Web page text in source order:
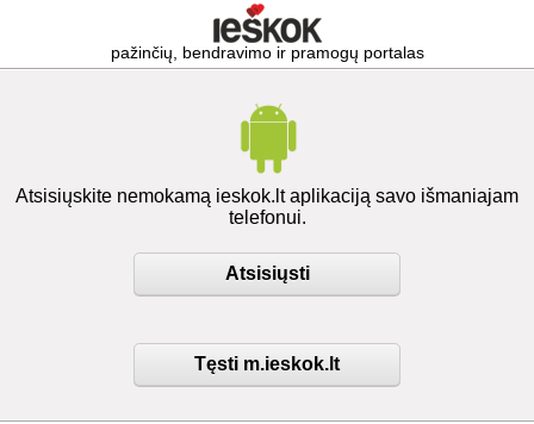
pažinčių, bendravimo ir pramogų portalas
Atsisiųskite nemokamą ieskok.lt aplikaciją savo išmaniajam
telefonui.
Atsisiųsti
Tęsti m.ieskok.lt